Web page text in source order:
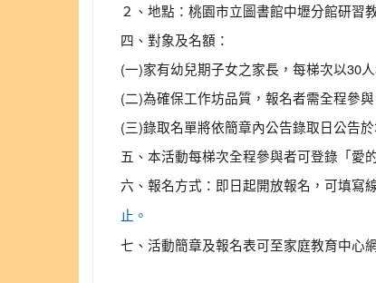
２、地點：桃園市立圖書館中壢分館研習
四、對象及名額：
(一)家有幼兒期子女之家長，每梯次以30
(二)為確保工作坊品質，報名者需全程參
(三)錄取名單將依簡章內公告錄取日公告
五、本活動每梯次全程參與者可登錄「愛
六、報名方式：即日起開放報名，可填寫
止。
七、活動簡章及報名表可至家庭教育中心